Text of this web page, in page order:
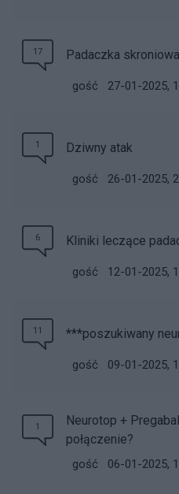
17 Padaczka skroniowa
gość 27-01-2025,
1 Dziwny atak
gość 26-01-2025,
6 Kliniki leczące
gość 12-01-2025,
11 ***poszukiwany
gość 09-01-2025,
1
Neurotop +
połączenie?
gość 06-01-2025,